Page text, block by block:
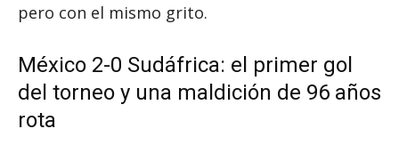
pero con el mismo grito.
México 2-0 Sudáfrica: el primer gol
del torneo y una maldición de 96 años
rota